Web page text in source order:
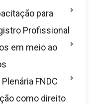
para
Profissional
em meio ao
FNDC
como direito